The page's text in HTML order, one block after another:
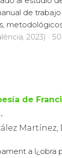
de
2023) ·
de
Martínez,
a l¿obra